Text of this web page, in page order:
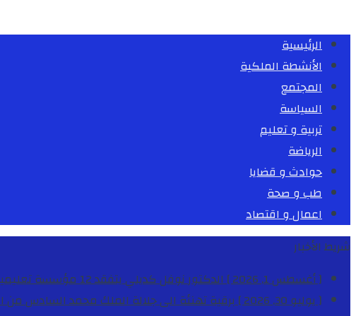
الرئيسية
الأنشطة الملكية
المجتمع
السياسة
تربية و تعليم
الرياضة
حوادث و قضايا
طب و صحة
اعمال و اقتصاد
شريط الأخبار
[ أغسطس 1, 2026 ]
الدكتور نوفل كديلي يتفقد 12 مؤسسة تعليمية للإشراف على مراقبة الداخليات والمطاعم المدرسية بجهة الدار البيضاء-سطات
[ يوليو 30, 2026 ]
برقية تهنئة الى جلالة الملك محمد السادس